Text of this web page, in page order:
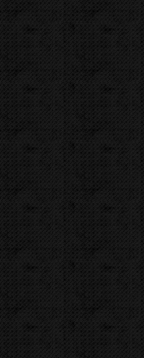
Vysoce pevný litinový
Video
Zařazení
Elektrické
Přidat komentář